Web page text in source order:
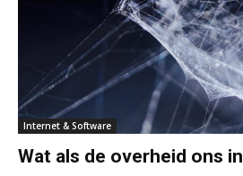
Internet & Software
Wat als de overheid ons